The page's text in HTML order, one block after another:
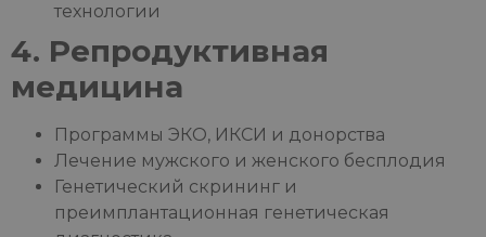
технологии
4. Репродуктивная
медицина
Программы ЭКО, ИКСИ и донорства
Лечение мужского и женского бесплодия
Генетический скрининг и
преимплантационная генетическая